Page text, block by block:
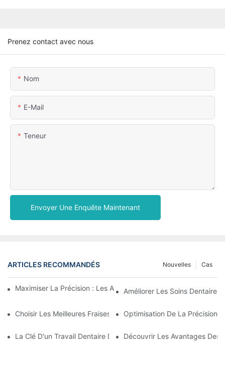
Prenez contact avec nous
Nom
E-Mail
Teneur
Envoyer Une Enquête Maintenant
ARTICLES RECOMMANDÉS Cas
Nouvelles
Maximiser La Précision : Les Avantages Des Fraises En Zircone
Améliorer Les Soins Dentaires
Choisir Les Meilleures Fraises : Guide Des Outils Dentaires De
Optimisation De La Précision
La Clé D'un Travail Dentaire De Précision : Comprendre Les
Découvrir Les Avantages Des